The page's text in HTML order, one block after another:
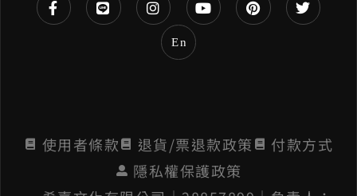
En
使用者條款 退貨/票退款政策
付款方式
隱私權保護政策